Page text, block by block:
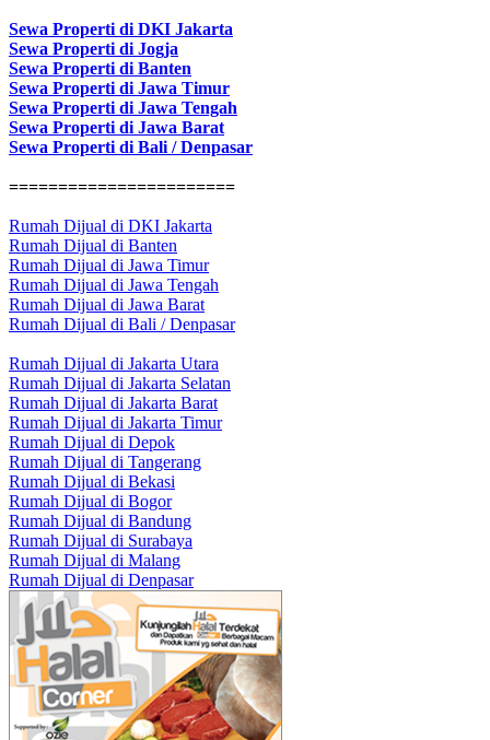
Sewa Properti di DKI Jakarta
Sewa Properti di Jogja
Sewa Properti di Banten
Sewa Properti di Jawa Timur
Sewa Properti di Jawa Tengah
Sewa Properti di Jawa Barat
Sewa Properti di Bali / Denpasar
=======================
Rumah Dijual di DKI Jakarta
Rumah Dijual di Banten
Rumah Dijual di Jawa Timur
Rumah Dijual di Jawa Tengah
Rumah Dijual di Jawa Barat
Rumah Dijual di Bali / Denpasar
Rumah Dijual di Jakarta Utara
Rumah Dijual di Jakarta Selatan
Rumah Dijual di Jakarta Barat
Rumah Dijual di Jakarta Timur
Rumah Dijual di Depok
Rumah Dijual di Tangerang
Rumah Dijual di Bekasi
Rumah Dijual di Bogor
Rumah Dijual di Bandung
Rumah Dijual di Surabaya
Rumah Dijual di Malang
Rumah Dijual di Denpasar